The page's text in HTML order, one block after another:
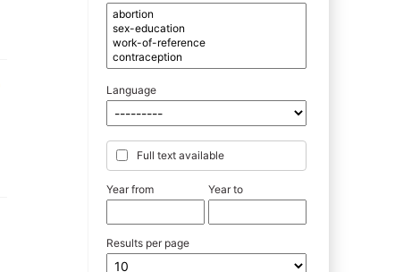
Language
Full text available
Year from Year to
Results per page